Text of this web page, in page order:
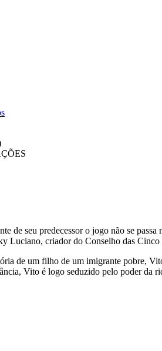
de seu predecessor o jogo não se
Luciano, criador do Conselho das Cinco
de um filho de um imigrante pobre,
Vito é logo seduzido pelo poder da